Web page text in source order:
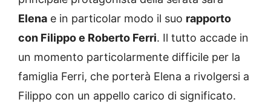
Elena e in particolar modo il suo rapporto
con Filippo e Roberto Ferri. Il tutto accade in
un momento particolarmente difficile per la
famiglia Ferri, che porterà Elena a rivolgersi a
Filippo con un appello carico di significato.